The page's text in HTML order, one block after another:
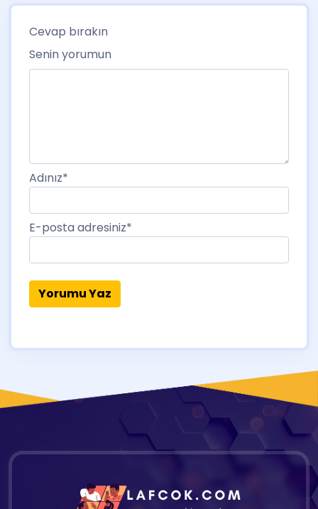
Cevap bırakın
Senin yorumun
Adınız*
E-posta adresiniz*